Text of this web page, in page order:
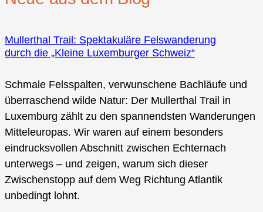
Mullerthal Trail: Spektakuläre Felswanderung
durch die „Kleine Luxemburger Schweiz“
Schmale Felsspalten, verwunschene Bachläufe und
überraschend wilde Natur: Der Mullerthal Trail in
Luxemburg zählt zu den spannendsten Wanderungen
Mitteleuropas. Wir waren auf einem besonders
eindrucksvollen Abschnitt zwischen Echternach
unterwegs – und zeigen, warum sich dieser
Zwischenstopp auf dem Weg Richtung Atlantik
unbedingt lohnt.